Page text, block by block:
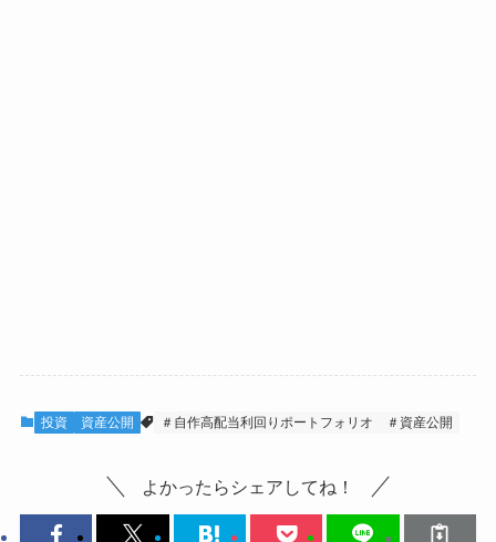
投資 資産公開 ＃自作高配当利回りポートフォリオ ＃資産公開
よかったらシェアしてね！